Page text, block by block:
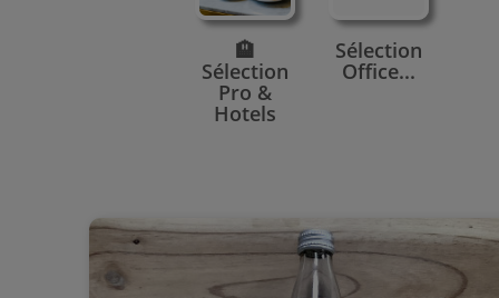
🏨
Sélection
Pro &
Hotels
Sélection
Office...